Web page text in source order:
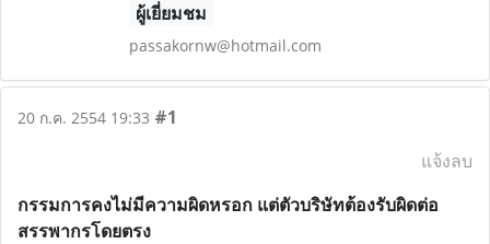
ผู้เยี่ยมชม
passakornw@hotmail.com
20 ก.ค. 2554 19:33 #1
แจ้งลบ
กรรมการคงไม่มีความผิดหรอก แต่ตัวบริษัทต้องรับผิดต่อ
สรรพากรโดยตรง